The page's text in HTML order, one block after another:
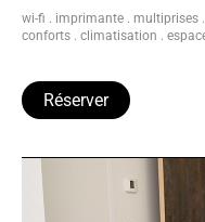
wi-fi . imprimante . multiprises
conforts . climatisation .
Réserver